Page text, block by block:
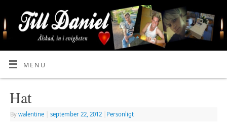
MENU
Hat
By walentine september 22, 2012 Personligt